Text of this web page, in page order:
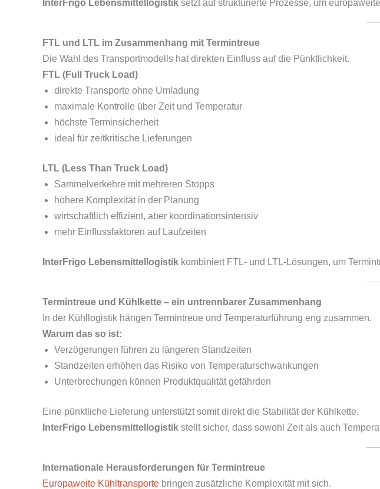
InterFrigo Lebensmittellogistik setzt auf strukturierte Prozesse, um
FTL und LTL im Zusammenhang mit Termintreue
Die Wahl des Transportmodells hat direkten Einfluss auf die Pünktlichkeit.
FTL (Full Truck Load)
direkte Transporte ohne Umladung
maximale Kontrolle über Zeit und Temperatur
höchste Terminsicherheit
ideal für zeitkritische Lieferungen
LTL (Less Than Truck Load)
Sammelverkehre mit mehreren Stopps
höhere Komplexität in der Planung
wirtschaftlich effizient, aber koordinationsintensiv
mehr Einflussfaktoren auf Laufzeiten
InterFrigo Lebensmittellogistik kombiniert FTL- und LTL-Lösungen, um
Termintreue und Kühlkette – ein untrennbarer Zusammenhang
In der Kühllogistik hängen Termintreue und Temperaturführung eng zusammen.
Warum das so ist:
Verzögerungen führen zu längeren Standzeiten
Standzeiten erhöhen das Risiko von Temperaturschwankungen
Unterbrechungen können Produktqualität gefährden
Eine pünktliche Lieferung unterstützt somit direkt die Stabilität der Kühlkette.
InterFrigo Lebensmittellogistik stellt sicher, dass sowohl Zeit als auch
Internationale Herausforderungen für Termintreue
Europaweite Kühltransporte bringen zusätzliche Komplexität mit sich.